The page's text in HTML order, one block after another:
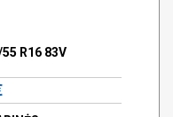
R16 83V